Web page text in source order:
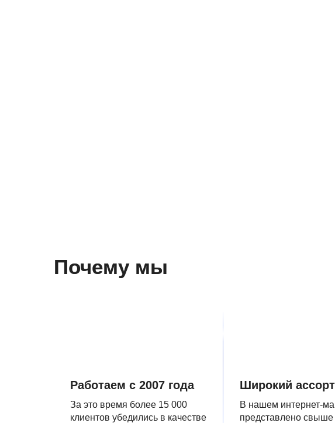
Почему мы
Работаем с 2007 года
За это время более 15 000
клиентов убедились в качестве
Широкий
В нашем интернет-
представлено свыше